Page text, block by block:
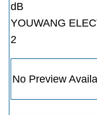
dB
YOUWANG
2
No Preview